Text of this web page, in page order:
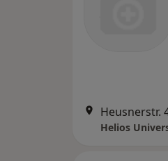
Heusnerstr.